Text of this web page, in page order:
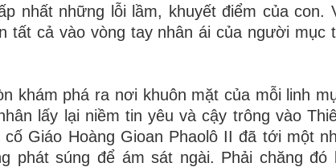
nhất những lỗi lầm, khuyết điểm của con.
tất cả vào vòng tay nhân ái của người mục
khám phá ra nơi khuôn mặt của mỗi linh
lấy lại niềm tin yêu và cậy trông vào
Giáo Hoàng Gioan Phaolô II đã tới một
phát súng để ám sát ngài. Phải chăng đó